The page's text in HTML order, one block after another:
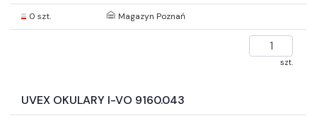
0 szt. Magazyn Poznań
szt.
UVEX OKULARY I-VO 9160.043